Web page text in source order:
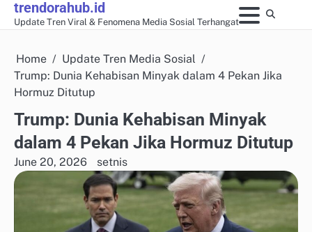
Skiptrendorahub.id
Update Tren Viral & Fenomena Media Sosial Terhangat
Home
Update Tren Media Sosial
Trump: Dunia Kehabisan Minyak dalam 4 Pekan Jika
Hormuz Ditutup
Trump: Dunia Kehabisan Minyak
dalam 4 Pekan Jika Hormuz Ditutup
June 20, 2026 setnis